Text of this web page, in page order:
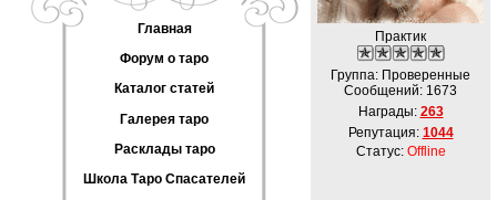
Главная
Форум о таро
Каталог статей
Галерея таро
Расклады таро
Школа Таро Спасателей
Практик
Группа: Проверенные
Сообщений: 1673
Награды: 263
Репутация: 1044
Статус: Offline